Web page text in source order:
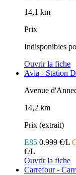
14,1 km
Prix
Indisponibles
Ouvrir la fiche
Avia - Station
Avenue
14,2 km
Prix (extrait)
E85 0.999 €/L
€/L
Ouvrir la fiche
Carrefour -